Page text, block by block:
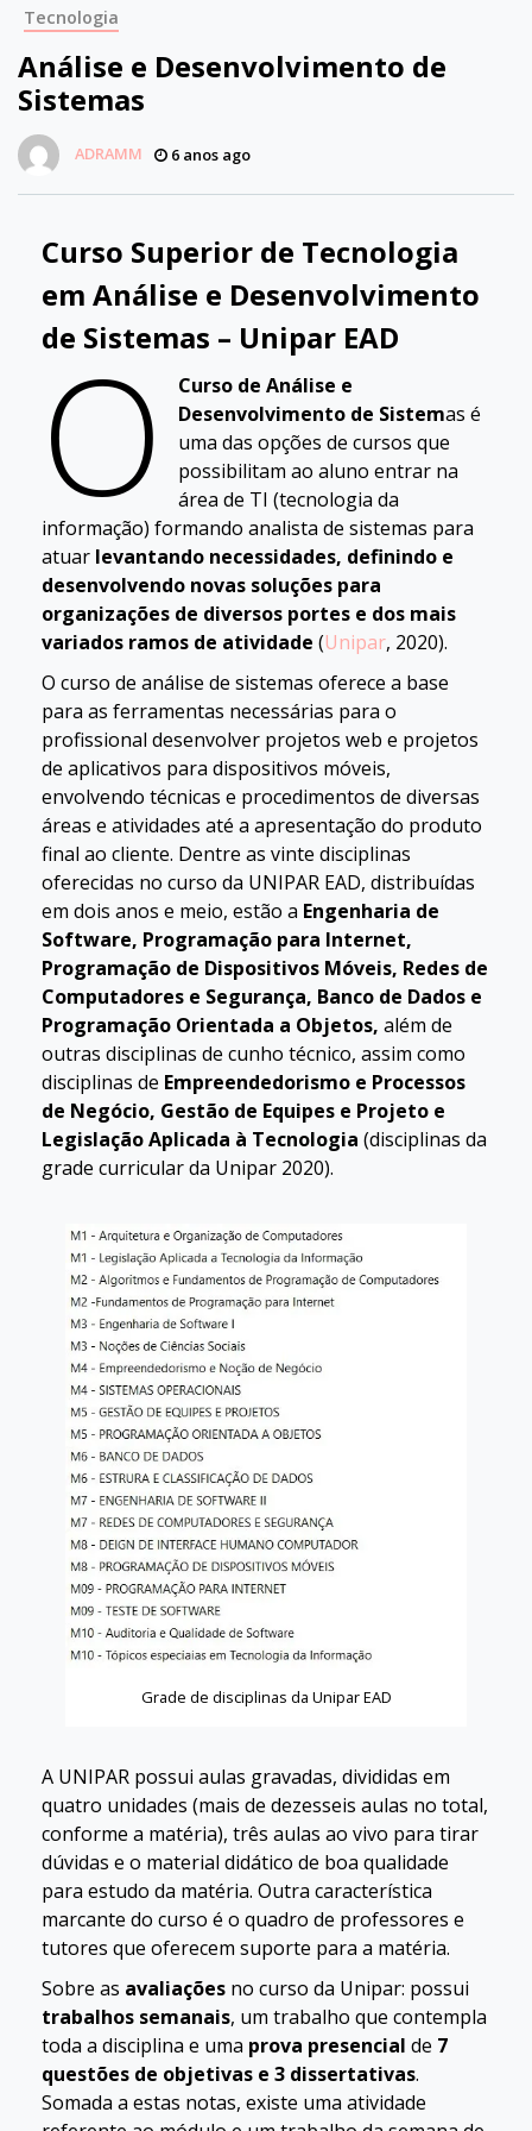
Tecnologia
Análise e Desenvolvimento de
Sistemas
ADRAMM 6 anos ago
Curso Superior de Tecnologia
em Análise e Desenvolvimento
de Sistemas – Unipar EAD
O
Curso de Análise e
Desenvolvimento de Sistemas é
uma das opções de cursos que
possibilitam ao aluno entrar na
área de TI (tecnologia da
informação) formando analista de sistemas para
atuar levantando necessidades, definindo e
desenvolvendo novas soluções para
organizações de diversos portes e dos mais
variados ramos de atividade (Unipar, 2020).
O curso de análise de sistemas oferece a base
para as ferramentas necessárias para o
profissional desenvolver projetos web e projetos
de aplicativos para dispositivos móveis,
envolvendo técnicas e procedimentos de diversas
áreas e atividades até a apresentação do produto
final ao cliente. Dentre as vinte disciplinas
oferecidas no curso da UNIPAR EAD, distribuídas
em dois anos e meio, estão a Engenharia de
Software, Programação para Internet,
Programação de Dispositivos Móveis, Redes de
Computadores e Segurança, Banco de Dados e
Programação Orientada a Objetos, além de
outras disciplinas de cunho técnico, assim como
disciplinas de Empreendedorismo e Processos
de Negócio, Gestão de Equipes e Projeto e
Legislação Aplicada à Tecnologia (disciplinas da
grade curricular da Unipar 2020).
Grade de disciplinas da Unipar EAD
A UNIPAR possui aulas gravadas, divididas em
quatro unidades (mais de dezesseis aulas no total,
conforme a matéria), três aulas ao vivo para tirar
dúvidas e o material didático de boa qualidade
para estudo da matéria. Outra característica
marcante do curso é o quadro de professores e
tutores que oferecem suporte para a matéria.
Sobre as avaliações no curso da Unipar: possui
trabalhos semanais, um trabalho que contempla
toda a disciplina e uma prova presencial de 7
questões de objetivas e 3 dissertativas.
Somada a estas notas, existe uma atividade